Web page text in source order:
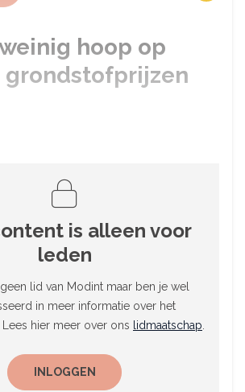
hoop op
grondstofprijzen
is alleen voor
leden
lid van Modint maar ben je wel
in meer informatie over het
hier meer over ons lidmaatschap
INLOGGEN